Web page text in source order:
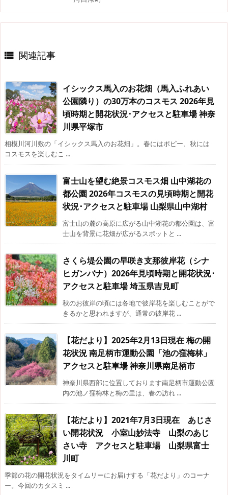
 関連記事
イシックス馬入のお花畑（馬入ふれあい
公園隣り）の30万本のコスモス 2026年見
頃時期と開花状況･アクセスと駐車場 神奈
川県平塚市
相模川河川敷の「イシックス馬入のお花畑」。春にはポピー、秋には
コスモスを楽しむこ ...
富士山を望む絶景コスモス畑 山中湖花の
都公園 2026年コスモスの見頃時期と開花
状況･アクセスと駐車場 山梨県山中湖村
富士山の麓の高原に広がる山中湖花の都公園は、富
士山を背景に花畑が広がるスポットと ...
さくら堤公園の早咲き支那彼岸花（シナ
ヒガンバナ）2026年見頃時期と開花状況･
アクセスと駐車場 埼玉県吉見町
秋のお彼岸の頃には各地で彼岸花を楽しむことがで
きるかと思われますが、通常の彼岸花 ...
【花だより】2025年2月13日現在 梅の開
花状況 南足柄市運動公園「池の窪梅林」
アクセスと駐車場 神奈川県南足柄市
神奈川県西部に位置しております南足柄市運動公園
内の池ノ窪梅林と梅の里は、春の訪れ ...
【花だより】2021年7月3日現在 あじさ
い開花状況 小室山妙法寺 山梨のあじ
さい寺 アクセスと駐車場 山梨県富士
川町
季節の花の開花状況をタイムリーにお届けする「花だより」のコーナ
ー。今回のカタスミ ...